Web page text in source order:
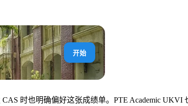
开始
时也明确偏好这张成绩单。PTE Academic UKVI